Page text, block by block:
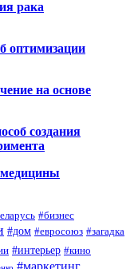
рака
оптимизации
на основе
создания
#бизнес
#дом #евросоюз #загадка
#интерьер #кино